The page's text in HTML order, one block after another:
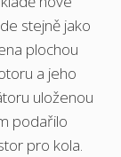
stejně jako
plochou
a jeho
uloženou
podařilo
pro kola.